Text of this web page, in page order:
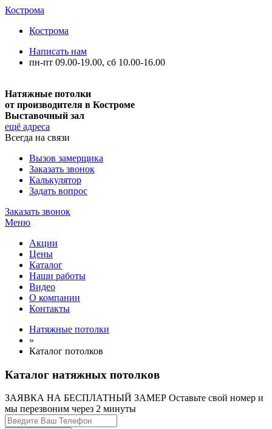
Кострома
Кострома
Написать нам
пн-пт 09.00-19.00, сб 10.00-16.00
Натяжные потолки
от производителя в Костроме
Выставочный зал
ещё адреса
Всегда на связи
Вызов замерщика
Заказать звонок
Калькулятор
Задать вопрос
Заказать звонок
Меню
Акции
Цены
Каталог
Наши работы
Видео
О компании
Контакты
Натяжные потолки
»
Каталог потолков
Каталог натяжных потолков
ЗАЯВКА НА БЕСПЛАТНЫЙ ЗАМЕР Оставьте свой номер и
мы перезвоним через 2 минуты